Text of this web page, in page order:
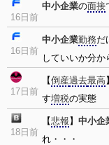
16日前
中小企業の面接
16日前
中小企業勤務だ
していいか分か
17日前
【倒産過去最高】
す増税の実態
18日前
【悲報 】 中小企
れ・・・